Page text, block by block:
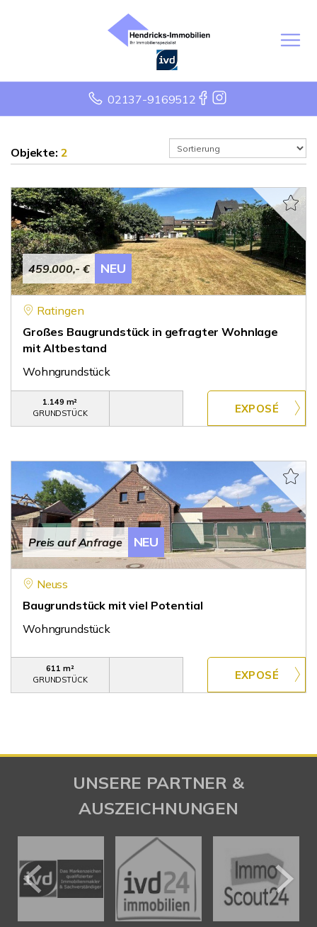
02137-9169512
Objekte: 2
459.000,- € NEU
Ratingen
Großes Baugrundstück in gefragter Wohnlage
mit Altbestand
Wohngrundstück
1.149 m²
GRUNDSTÜCK
Preis auf Anfrage NEU
Neuss
Baugrundstück mit viel Potential
Wohngrundstück
611 m²
GRUNDSTÜCK
UNSERE PARTNER &
AUSZEICHNUNGEN